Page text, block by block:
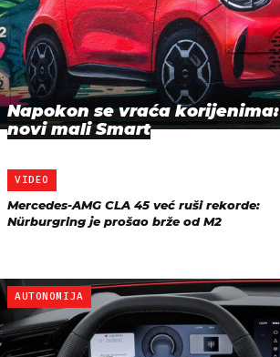
Napokon se vraća korijenima:
novi mali Smart
VIDEO
Mercedes-AMG CLA 45 već ruši rekorde:
Nürburgring je prošao brže od M2
AUTONOMIJA